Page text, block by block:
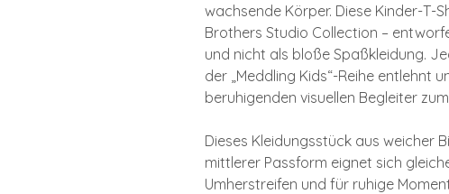
wachsende Körper. Diese Kinder-T-
Brothers Studio Collection –
und nicht als bloße Spaßkleidung.
der „Meddling Kids“-Reihe entlehnt
beruhigenden visuellen Begleiter
Dieses Kleidungsstück aus weicher
mittlerer Passform eignet sich
Umherstreifen und für ruhige